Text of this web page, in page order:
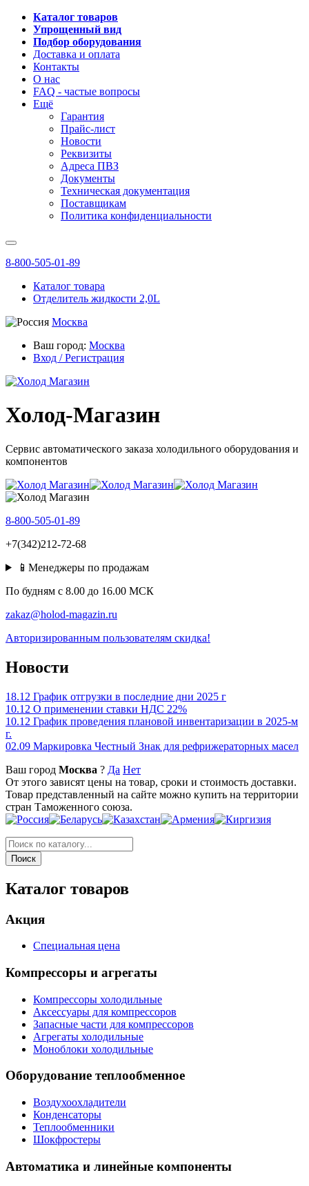
Каталог товаров
Упрощенный вид
Подбор оборудования
Доставка и оплата
Контакты
О нас
FAQ - частые вопросы
Ещё
Гарантия
Прайс-лист
Новости
Реквизиты
Адреса ПВЗ
Документы
Техническая документация
Поставщикам
Политика конфиденциальности
8-800-505-01-89
Каталог товара
Отделитель жидкости 2,0L
Москва
Ваш город: Москва
Вход / Регистрация
Холод-Магазин
Сервис автоматического заказа холодильного оборудования и
компонентов
8-800-505-01-89
+7(342)212-72-68
📱Менеджеры по продажам
По будням c 8.00 до 16.00 МСК
zakaz@holod-magazin.ru
Авторизированным пользователям скидка!
Новости
18.12 График отгрузки в последние дни 2025 г
10.12 О применении ставки НДС 22%
10.12 График проведения плановой инвентаризации в 2025-м
г.
02.09 Маркировка Честный Знак для рефрижераторных масел
Ваш город Москва ? Да Нет
От этого зависят цены на товар, сроки и стоимость доставки.
Товар представленный на сайте можно купить на территории
стран Таможенного союза.
Каталог товаров
Акция
Специальная цена
Компрессоры и агрегаты
Компрессоры холодильные
Аксессуары для компрессоров
Запасные части для компрессоров
Агрегаты холодильные
Моноблоки холодильные
Оборудование теплообменное
Воздухоохладители
Конденсаторы
Теплообменники
Шокфростеры
Автоматика и линейные компоненты